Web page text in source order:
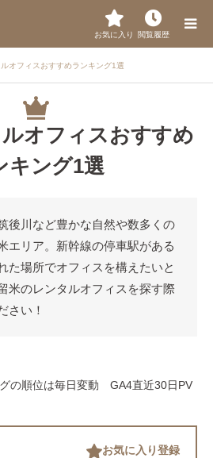
お気に入り 閲覧履歴
オフィスおすすめランキング1選
オフィスおすすめ
キング1選
後川など豊かな自然や数多くの
エリア。新幹線の停車駅がある
た場所でオフィスを構えたいと
米のレンタルオフィスを探す際
さい！
グの順位は毎日変動 GA4直近30日PV
お気に入り登録